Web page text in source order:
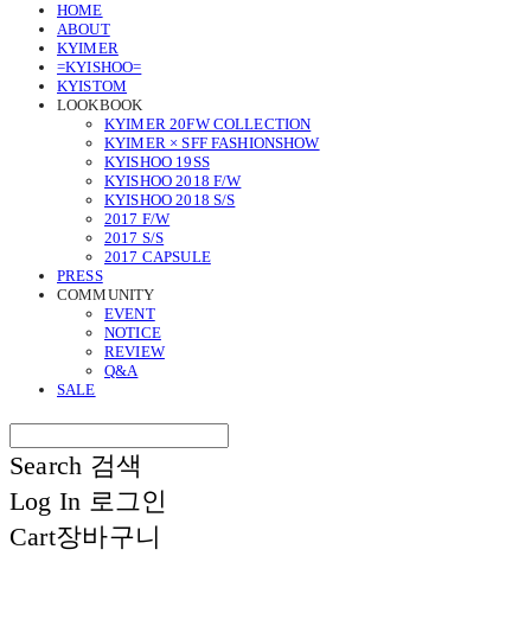
HOME
ABOUT
KYIMER
=KYISHOO=
KYISTOM
LOOKBOOK
KYIMER 20FW COLLECTION
KYIMER × SFF FASHIONSHOW
KYISHOO 19SS
KYISHOO 2018 F/W
KYISHOO 2018 S/S
2017 F/W
2017 S/S
2017 CAPSULE
PRESS
COMMUNITY
EVENT
NOTICE
REVIEW
Q&A
SALE
Search 검색
Log In 로그인
Cart장바구니